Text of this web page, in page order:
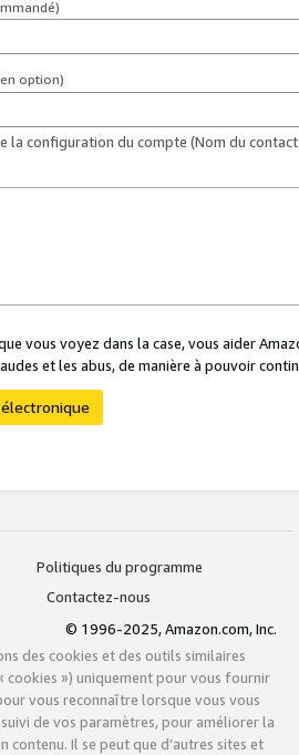
option)
la configuration du compte (Nom du
vous voyez dans la case, vous aider
et les abus, de manière à pouvoir
Politiques du programme
Contactez-nous
© 1996-2025, Amazon.com, Inc.
des cookies et des outils similaires
cookies ») uniquement pour vous fournir
vous reconnaître lorsque vous vous
de vos paramètres, pour améliorer la
contenu. Il se peut que d’autres sites et